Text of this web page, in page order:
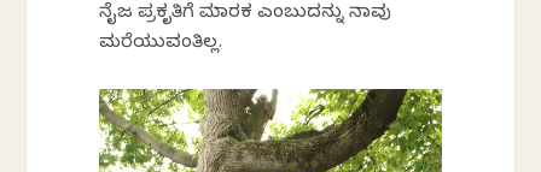
ನೈಜ ಪ್ರಕೃತಿಗೆ ಮಾರಕ ಎಂಬುದನ್ನು ನಾವು
ಮರೆಯುವಂತಿಲ್ಲ.